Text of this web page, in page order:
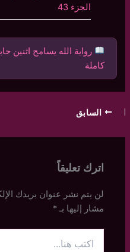
الجزء 43
رواية الله يسامح اثنين
كاملة
السابق
اترك تعليقاً
لن يتم نشر عنوان بريدك
مشار إليها بـ*
هنا...